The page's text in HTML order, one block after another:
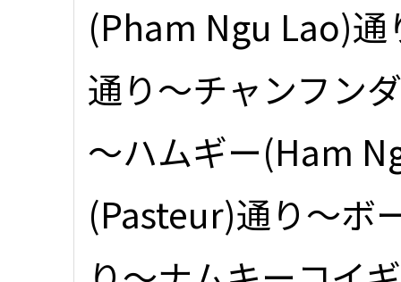
(Pham Ngu Lao)
通り～チャンフン
～ハムギー(Ham
(Pasteur)通り～ボ